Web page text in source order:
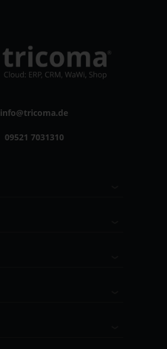
info@tricoma.de
09521 7031310